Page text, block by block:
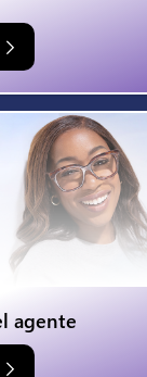
agente